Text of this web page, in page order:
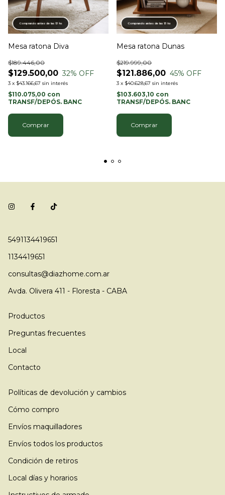
Comprando antes de las 13 hs
Mesa ratona Diva
$129.500,00
$189.446,00
32% OFF
3 x $43.166,67 sin interés
$110.075,00 con
TRANSF/DEPÓS. BANC
Comprar
Comprando antes de las 13 hs
Mesa ratona Dunas
$121.886,00
$219.999,00
45% OFF
3 x $40.628,67 sin interés
$103.603,10 con
TRANSF/DEPÓS. BANC
5491134419651
1134419651
consultas@diazhome.com.ar
Avda. Olivera 411 - Floresta - CABA
Productos
Preguntas frecuentes
Local
Contacto
Políticas de devolución y cambios
Cómo compro
Envíos maquilladores
Envíos todos los productos
Condición de retiros
Local días y horarios